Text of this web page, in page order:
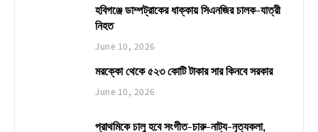
হবিগঞ্জে ডাম্পট্রাকের ধাক্কায় সিএনজির চালক-যাত্রী
নিহত
June 10, 2026
মরক্কো থেকে ৫২৩ কোটি টাকার সার কিনবে সরকার
June 10, 2026
প্রাথমিকে চালু হবে সংগীত-চারু-নাট্য-নৃত্যকলা,